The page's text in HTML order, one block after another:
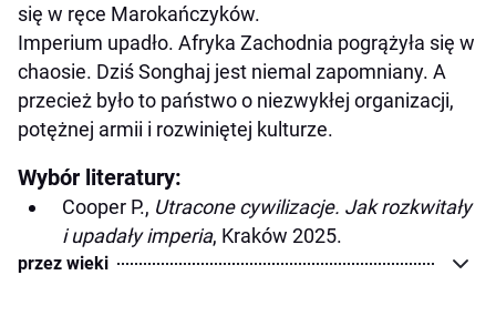
się w ręce Marokańczyków.
Imperium upadło. Afryka Zachodnia pogrążyła się w
chaosie. Dziś Songhaj jest niemal zapomniany. A
przecież było to państwo o niezwykłej organizacji,
potężnej armii i rozwiniętej kulturze.
Wybór literatury:
Cooper P., Utracone cywilizacje. Jak rozkwitały
i upadały imperia, Kraków 2025.
przez wieki